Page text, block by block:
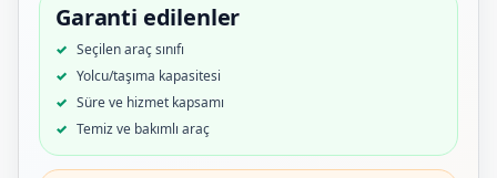
Garanti edilenler
Seçilen araç sınıfı
Yolcu/taşıma kapasitesi
Süre ve hizmet kapsamı
Temiz ve bakımlı araç